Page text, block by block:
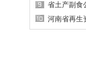
省土产副食
河南省再生